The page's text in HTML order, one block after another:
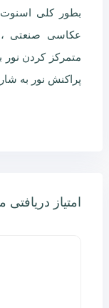
بطور کلی
عکاسی صنعتی ،
متمرکز کردن
پراکنش نور به
امتیاز